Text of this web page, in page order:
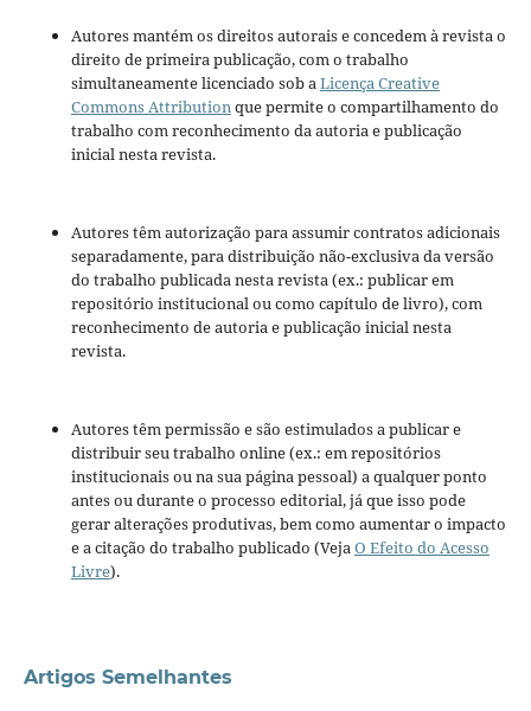
Autores mantém os direitos autorais e concedem à revista o
direito de primeira publicação, com o trabalho
simultaneamente licenciado sob a Licença Creative
Commons Attribution que permite o compartilhamento do
trabalho com reconhecimento da autoria e publicação
inicial nesta revista.
Autores têm autorização para assumir contratos adicionais
separadamente, para distribuição não-exclusiva da versão
do trabalho publicada nesta revista (ex.: publicar em
repositório institucional ou como capítulo de livro), com
reconhecimento de autoria e publicação inicial nesta
revista.
Autores têm permissão e são estimulados a publicar e
distribuir seu trabalho online (ex.: em repositórios
institucionais ou na sua página pessoal) a qualquer ponto
antes ou durante o processo editorial, já que isso pode
gerar alterações produtivas, bem como aumentar o impacto
e a citação do trabalho publicado (Veja O Efeito do Acesso
Livre).
Artigos Semelhantes